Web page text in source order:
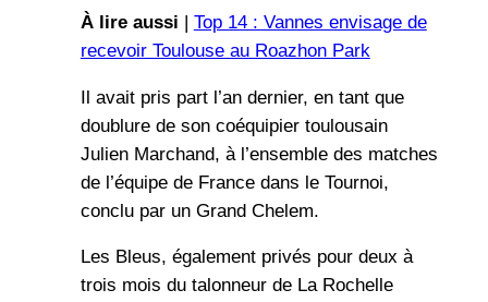
À lire aussi | Top 14 : Vannes envisage de
recevoir Toulouse au Roazhon Park
Il avait pris part l’an dernier, en tant que
doublure de son coéquipier toulousain
Julien Marchand, à l’ensemble des matches
de l’équipe de France dans le Tournoi,
conclu par un Grand Chelem.
Les Bleus, également privés pour deux à
trois mois du talonneur de La Rochelle